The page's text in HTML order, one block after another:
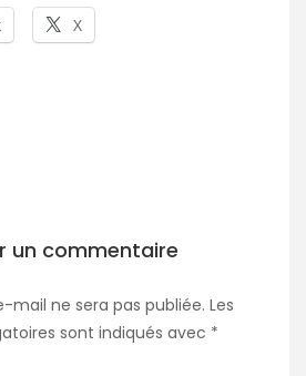
X
un commentaire
mail ne sera pas publiée. Les
sont indiqués avec *